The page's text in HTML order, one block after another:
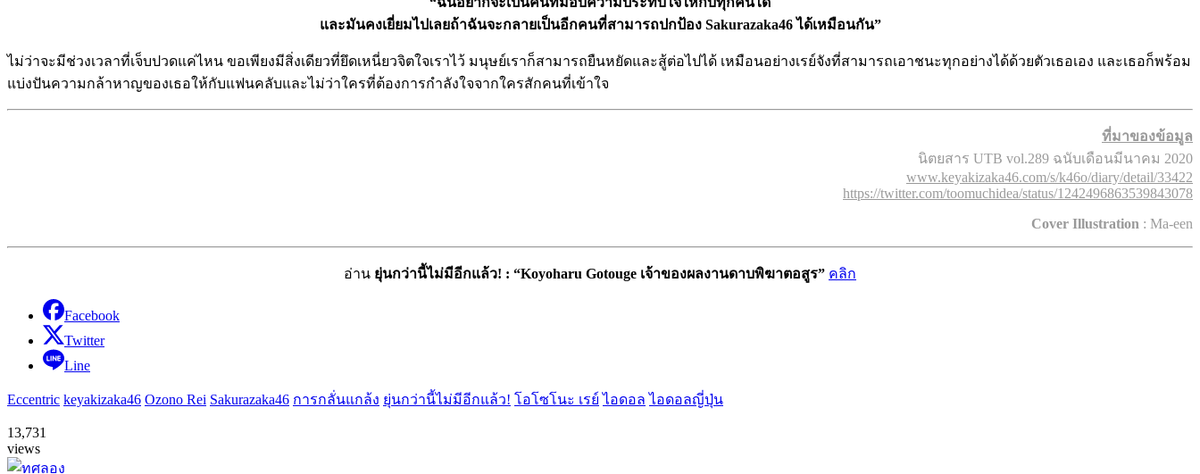
และมันคงเยี่ยมไปเลยถ้าฉันจะกลายเป็นอีกคนที่สามารถปกป้อง Sakurazaka46 ได้เหมือนกัน”
ไม่ว่าจะมีช่วงเวลาที่เจ็บปวดแค่ไหน ขอเพียงมีสิ่งเดียวที่ยึดเหนี่ยวจิตใจเราไว้ มนุษย์เราก็สามารถยืนหยัดและสู้ต่อไปได้ เหมือนอย่างเรย์จังที่สามารถเอาชนะทุกอย่างได้ด้วยตัวเธอเอง และเธอก็พร้อม
แบ่งปันความกล้าหาญของเธอให้กับแฟนคลับและไม่ว่าใครที่ต้องการกำลังใจจากใครสักคนที่เข้าใจ
ที่มาของข้อมูล
นิตยสาร UTB vol.289 ฉนับเดือนมีนาคม 2020
www.keyakizaka46.com/s/k46o/diary/detail/33422
https://twitter.com/toomuchidea/status/1242496863539843078
Cover Illustration : Ma-een
อ่าน ยุ่นกว่านี้ไม่มีอีกแล้ว! : “Koyoharu Gotouge เจ้าของผลงานดาบพิฆาตอสูร” คลิก
Facebook
Twitter
Line
Eccentric keyakizaka46 Ozono Rei Sakurazaka46 การกลั่นแกล้ง ยุ่นกว่านี้ไม่มีอีกแล้ว! โอโซโนะ เรย์ ไอดอล ไอดอลญี่ปุ่น
13,731
views